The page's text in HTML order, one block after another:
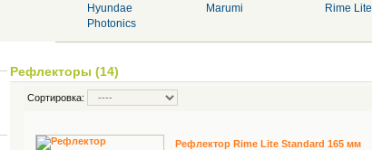
Hyundae
Photonics
Marumi
Rime Lite
Рефлекторы (14)
Сортировка:
Рефлектор Rime Lite Standard 165 мм